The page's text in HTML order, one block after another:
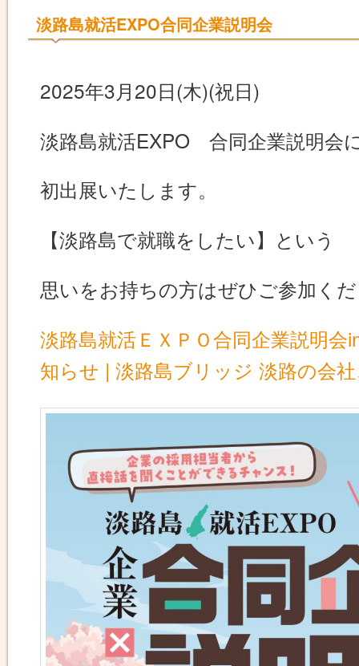
淡路島就活EXPO合同企業説明会
2025年3月20日(木)(祝日)
淡路島就活EXPO 合同企業説明会
初出展いたします。
【淡路島で就職をしたい】という
思いをお持ちの方はぜひご参加く
淡路島就活ＥＸＰＯ合同企業説明
知らせ | 淡路島ブリッジ 淡路の会